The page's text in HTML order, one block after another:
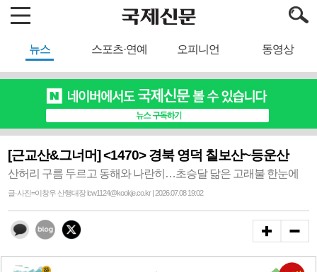
뉴스 스포츠·연예 오피니언 동영상
[근교산&그너머] <1470> 경북 영덕 칠보산~등운산
산허리 구름 두르고 동해와 나란히…초승달 닮은 고래불 한눈에
글·사진=이창우 산행대장 lcw1124@kookje.co.kr | 2026.07.08 19:02